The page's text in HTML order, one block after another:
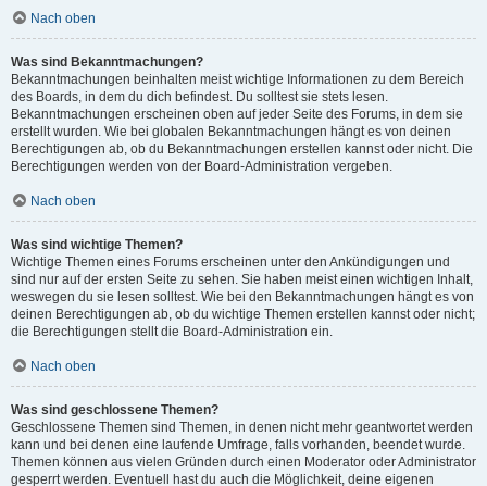
Nach oben
Was sind Bekanntmachungen?
Bekanntmachungen beinhalten meist wichtige Informationen zu dem Bereich
des Boards, in dem du dich befindest. Du solltest sie stets lesen.
Bekanntmachungen erscheinen oben auf jeder Seite des Forums, in dem sie
erstellt wurden. Wie bei globalen Bekanntmachungen hängt es von deinen
Berechtigungen ab, ob du Bekanntmachungen erstellen kannst oder nicht. Die
Berechtigungen werden von der Board-Administration vergeben.
Nach oben
Was sind wichtige Themen?
Wichtige Themen eines Forums erscheinen unter den Ankündigungen und
sind nur auf der ersten Seite zu sehen. Sie haben meist einen wichtigen Inhalt,
weswegen du sie lesen solltest. Wie bei den Bekanntmachungen hängt es von
deinen Berechtigungen ab, ob du wichtige Themen erstellen kannst oder nicht;
die Berechtigungen stellt die Board-Administration ein.
Nach oben
Was sind geschlossene Themen?
Geschlossene Themen sind Themen, in denen nicht mehr geantwortet werden
kann und bei denen eine laufende Umfrage, falls vorhanden, beendet wurde.
Themen können aus vielen Gründen durch einen Moderator oder Administrator
gesperrt werden. Eventuell hast du auch die Möglichkeit, deine eigenen